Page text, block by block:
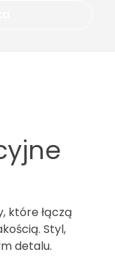
które łączą
Styl,
detalu.